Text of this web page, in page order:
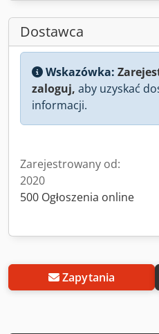
Dostawca
Wskazówka:
zaloguj, aby uzyskać
informacji.
Zarejestrowany od:
2020
500 Ogłoszenia online
Zapytania